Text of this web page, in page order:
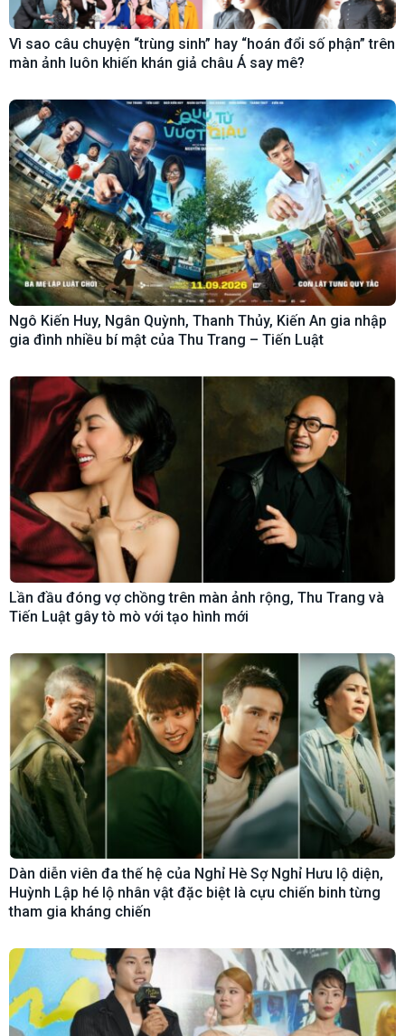
Vì sao câu chuyện “trùng sinh” hay “hoán đổi số phận” trên
màn ảnh luôn khiến khán giả châu Á say mê?
Ngô Kiến Huy, Ngân Quỳnh, Thanh Thủy, Kiến An gia nhập
gia đình nhiều bí mật của Thu Trang – Tiến Luật
Lần đầu đóng vợ chồng trên màn ảnh rộng, Thu Trang và
Tiến Luật gây tò mò với tạo hình mới
Dàn diễn viên đa thế hệ của Nghỉ Hè Sợ Nghỉ Hưu lộ diện,
Huỳnh Lập hé lộ nhân vật đặc biệt là cựu chiến binh từng
tham gia kháng chiến